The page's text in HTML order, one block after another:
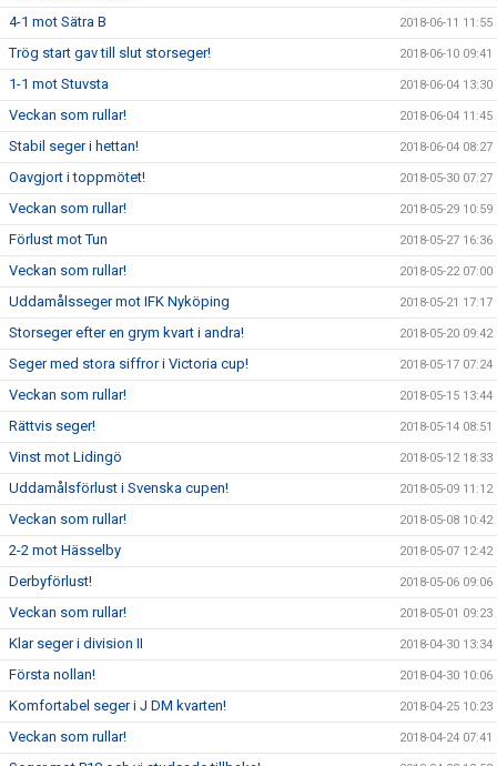
4-1 mot Sätra B 2018-06-11 11:55
Trög start gav till slut storseger! 2018-06-10 09:41
1-1 mot Stuvsta 2018-06-04 13:30
Veckan som rullar! 2018-06-04 11:45
Stabil seger i hettan! 2018-06-04 08:27
Oavgjort i toppmötet! 2018-05-30 07:27
Veckan som rullar! 2018-05-29 10:59
Förlust mot Tun 2018-05-27 16:36
Veckan som rullar! 2018-05-22 07:00
Uddamålsseger mot IFK Nyköping 2018-05-21 17:17
Storseger efter en grym kvart i andra! 2018-05-20 09:42
Seger med stora siffror i Victoria cup! 2018-05-17 07:24
Veckan som rullar! 2018-05-15 13:44
Rättvis seger! 2018-05-14 08:51
Vinst mot Lidingö 2018-05-12 18:33
Uddamålsförlust i Svenska cupen! 2018-05-09 11:12
Veckan som rullar! 2018-05-08 10:42
2-2 mot Hässelby 2018-05-07 12:42
Derbyförlust! 2018-05-06 09:06
Veckan som rullar! 2018-05-01 09:23
Klar seger i division II 2018-04-30 13:34
Första nollan! 2018-04-30 10:06
Komfortabel seger i J DM kvarten! 2018-04-25 10:23
Veckan som rullar! 2018-04-24 07:41